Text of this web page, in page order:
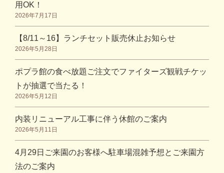
用OK！
2026年7月17日
【8/11～16】ランチセット販売休止お知らせ
2026年5月28日
ポプラ館の食べ放題ご注文でファイターズ観戦チケッ
トが抽選で当たる！
2026年5月12日
内装リニューアル工事に伴う休館のご案内
2026年5月11日
4月29日ご来園のお客様へ駐車場混雑予想とご来園方
法のご案内